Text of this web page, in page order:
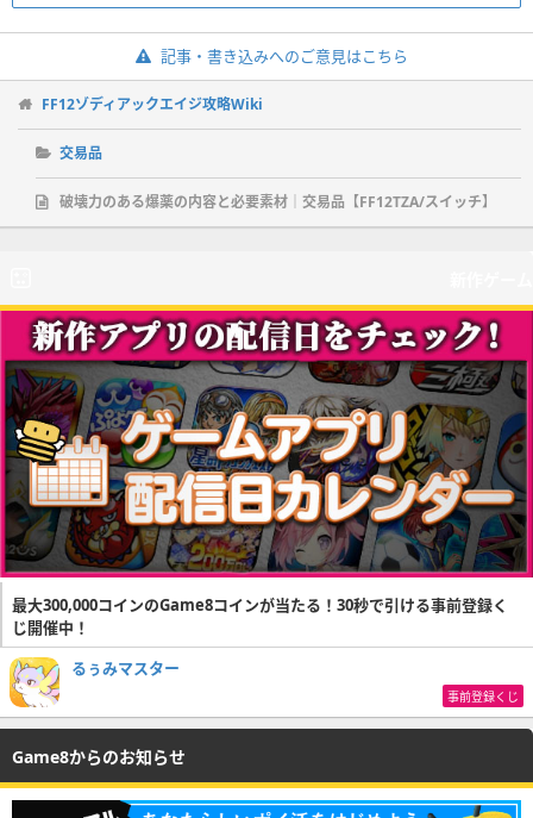
記事・書き込みへのご意見はこちら
FF12ゾディアックエイジ攻略Wiki
交易品
破壊力のある爆薬の内容と必要素材｜交易品【FF12TZA/スイッチ】
最大300,000コインのGame8コインが当たる！30秒で引ける事前登録く
じ開催中！
るぅみマスター
事前登録くじ
Game8からのお知らせ